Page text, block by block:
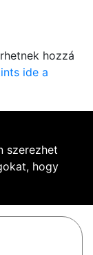
hozzá
ide a
szerezhet
hogy